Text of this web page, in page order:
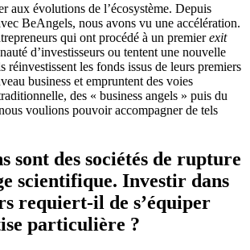
aux évolutions de l’écosystème. Depuis
BeAngels, nous avons vu une accélération.
qui ont procédé à un premierexit
d’investisseurs ou tentent une nouvelle
réinvestissent les fonds issus de leurs premiers
business et empruntent des voies
des « business angels » puis du
voulions pouvoir accompagner de tels
sont des sociétés de rupture
scientifique. Investir dans
requiert-il de s’équiper
particulière ?